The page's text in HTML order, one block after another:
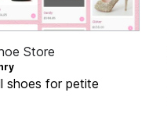
Store
shoes for petite